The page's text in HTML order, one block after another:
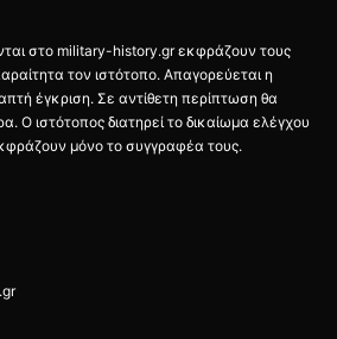
στο military-history.gr εκφράζουν τους
τον ιστότοπο. Απαγορεύεται η
έγκριση. Σε αντίθετη περίπτωση θα
Ο ιστότοπος διατηρεί το δικαίωμα ελέγχου
μόνο το συγγραφέα τους.